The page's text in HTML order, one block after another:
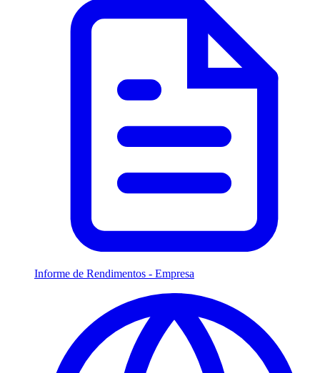
Informe de Rendimentos - Empresa